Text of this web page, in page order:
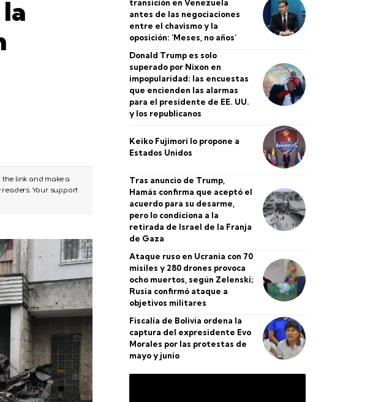
link and make a
Your support
transición en Venezuela
antes de las negociaciones
entre el chavismo y la
oposición: ‘Meses, no años’
Donald Trump es solo
superado por Nixon en
impopularidad: las encuestas
que encienden las alarmas
para el presidente de EE. UU.
y los republicanos
Keiko Fujimori lo propone a
Estados Unidos
Tras anuncio de Trump,
Hamás confirma que aceptó el
acuerdo para su desarme,
pero lo condiciona a la
retirada de Israel de la Franja
de Gaza
Ataque ruso en Ucrania con 70
misiles y 280 drones provoca
ocho muertos, según Zelenski;
Rusia confirmó ataque a
objetivos militares
Fiscalía de Bolivia ordena la
captura del expresidente Evo
Morales por las protestas de
mayo y junio